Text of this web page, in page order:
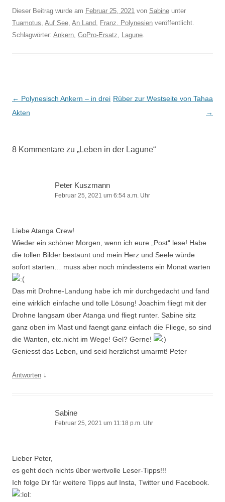
Dieser Beitrag wurde am Februar 25, 2021 von Sabine unter
Tuamotus, Auf See, An Land, Franz. Polynesien veröffentlicht.
Schlagwörter: Ankern, GoPro-Ersatz, Lagune.
Beitragsnavigation
← Polynesisch Ankern – in drei
Akten
Rüber zur Westseite von Tahaa
→
8 Kommentare zu „Leben in der Lagune“
Peter Kuszmann
Februar 25, 2021 um 6:54 a.m. Uhr
Liebe Atanga Crew!
Wieder ein schöner Morgen, wenn ich eure „Post“ lese! Habe
die tollen Bilder bestaunt und mein Herz und Seele würde
sofort starten… muss aber noch mindestens ein Monat warten
Das mit Drohne-Landung habe ich mir durchgedacht und fand
eine wirklich einfache und tolle Lösung! Joachim fliegt mit der
Drohne langsam über Atanga und fliegt runter. Sabine sitz
ganz oben im Mast und faengt ganz einfach die Fliege, so sind
die Wanten, etc.nicht im Wege! Gel? Gerne!
Geniesst das Leben, und seid herzlichst umarmt! Peter
Antworten ↓
Sabine
Februar 25, 2021 um 11:18 p.m. Uhr
Lieber Peter,
es geht doch nichts über wertvolle Leser-Tipps!!!
Ich folge Dir für weitere Tipps auf Insta, Twitter und Facebook.